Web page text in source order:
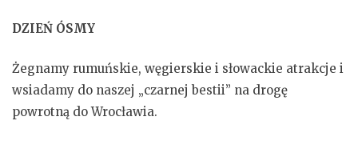
DZIEŃ ÓSMY
Żegnamy rumuńskie, węgierskie i słowackie atrakcje i
wsiadamy do naszej „czarnej bestii” na drogę
powrotną do Wrocławia.